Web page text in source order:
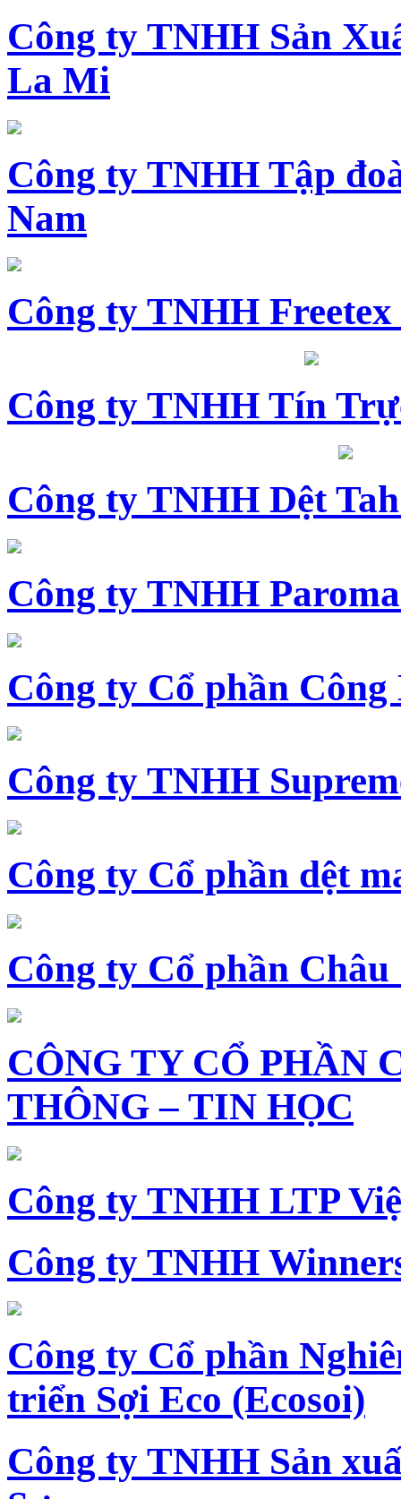
Công ty TNHH Sản
La Mi
Công ty TNHH Tập
Nam
Công ty TNHH
Công ty TNHH Tín
Công ty TNHH Dệt
Công ty TNHH
Công ty Cổ phần Công
Công ty TNHH
Công ty Cổ phần dệt
Công ty Cổ phần Châu
CÔNG TY CỔ PHẦN
THÔNG – TIN HỌC
Công ty TNHH LTP
Công ty TNHH
Công ty Cổ phần
triển Sợi Eco (Ecosoi)
Công ty TNHH Sản